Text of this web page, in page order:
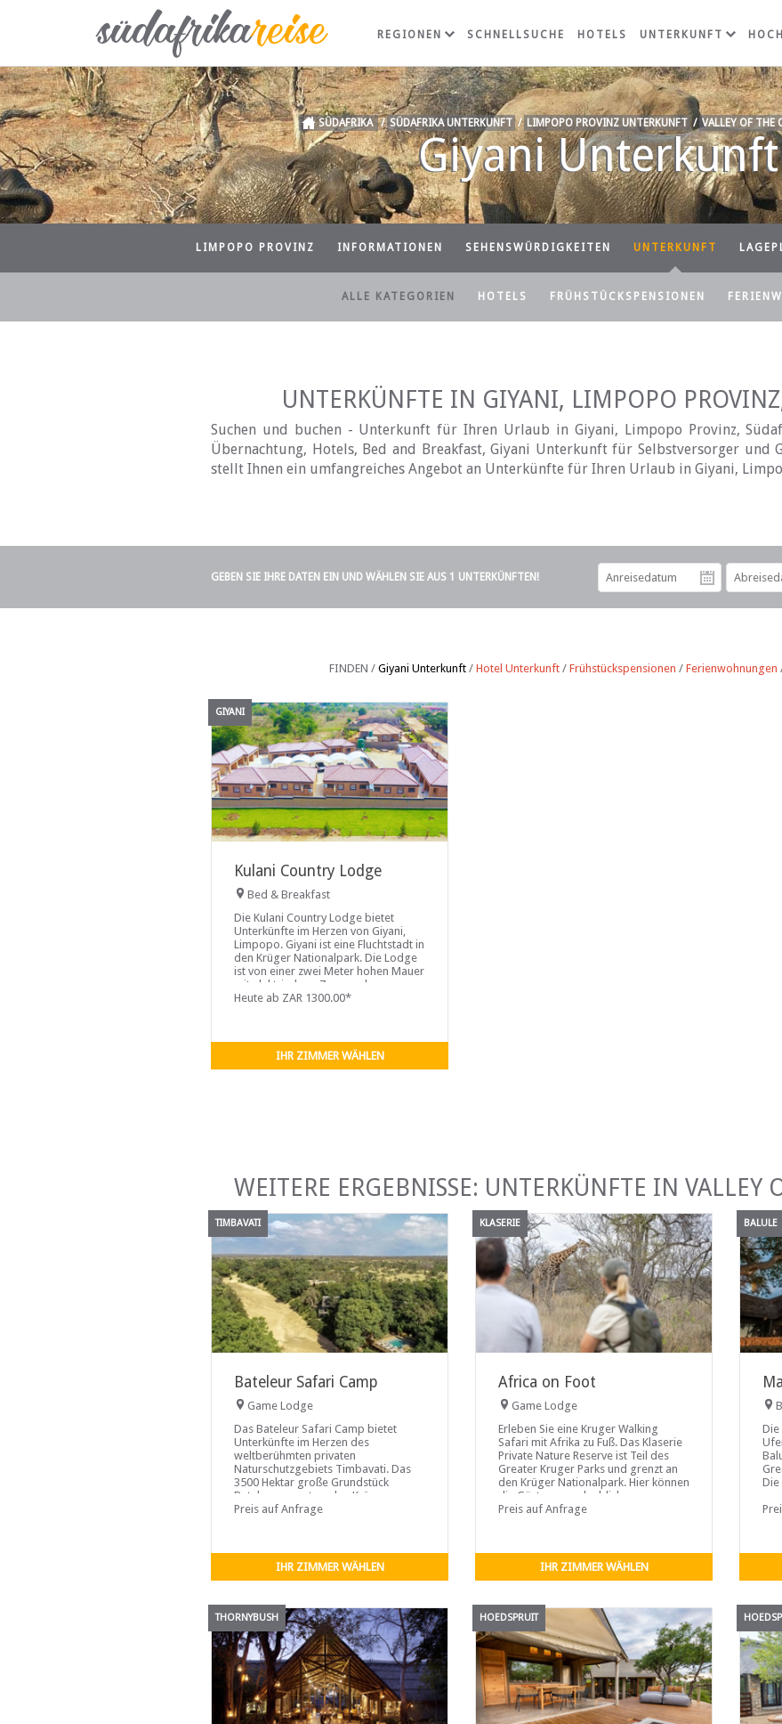
Giyani Unterkunft
REGIONEN SCHNELLSUCHE HOTELS UNTERKUNFT
SÜDAFRIKA / SÜDAFRIKA UNTERKUNFT / LIMPOPO PROVINZ UNTERKUNFT / VALLEY OF THE
LIMPOPO PROVINZ INFORMATIONEN SEHENSWÜRDIGKEITEN UNTERKUNFT
ALLE KATEGORIEN HOTELS FRÜHSTÜCKSPENSIONEN
UNTERKÜNFTE IN GIYANI, LIMPOPO
Suchen und buchen - Unterkunft für Ihren Urlaub in Giyani, Limpopo Provinz,
Übernachtung, Hotels, Bed and Breakfast, Giyani Unterkunft für Selbstversorger und
stellt Ihnen ein umfangreiches Angebot an Unterkünfte für Ihren Urlaub in Giyani,
GEBEN SIE IHRE DATEN EIN UND WÄHLEN SIE AUS 1 UNTERKÜNFTEN!
FINDEN / Giyani Unterkunft/ Hotel Unterkunft/ Frühstückspensionen / Ferienwohnungen
GIYANI
Kulani Country Lodge
Bed & Breakfast
Die Kulani Country Lodge bietet
Unterkünfte im Herzen von Giyani,
Limpopo. Giyani ist eine Fluchtstadt in
den Krüger Nationalpark. Die Lodge
ist von einer zwei Meter hohen Mauer
mit elektrischem Zaun und
Überwachungskameras umgeben...
Heute ab ZAR 1300.00*
IHR ZIMMER WÄHLEN
WEITERE ERGEBNISSE: UNTERKÜNFTE IN VALLEY
TIMBAVATI
Bateleur Safari Camp
Game Lodge
Das Bateleur Safari Camp bietet
Unterkünfte im Herzen des
weltberühmten privaten
Naturschutzgebiets Timbavati. Das
3500 Hektar große Grundstück
Bateleur grenzt an den Krüger-
Nationalpark. Auf dieser exklusiven
Preis auf Anfrage
IHR ZIMMER WÄHLEN
KLASERIE
Africa on Foot
Game Lodge
Erleben Sie eine Kruger Walking
Safari mit Afrika zu Fuß. Das Klaserie
Private Nature Reserve ist Teil des
Greater Kruger Parks und grenzt an
den Krüger Nationalpark. Hier können
die Gäste an unglaublichen
Wandersafaris teilnehmen.
Preis auf Anfrage
IHR ZIMMER WÄHLEN
BALULE
Die
Die
THORNYBUSH HOEDSPRUIT